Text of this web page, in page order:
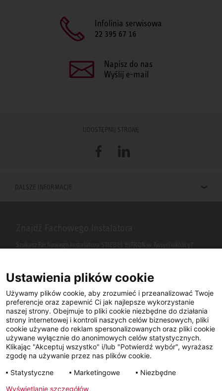
Infolinia serwisowa
22 395 67 16
Napisz do nas
Wyślij e-mail
UDOSTĘPNIJ STRONĘ
FacebookLinkedIn
DALSZE INFORMACJE
Facebook YouTube LinkedIn
Instagram
Ustawienia plików cookie
Używamy plików cookie, aby zrozumieć i przeanalizować Twoje
preferencje oraz zapewnić Ci jak najlepsze wykorzystanie
naszej strony. Obejmuje to pliki cookie niezbędne do działania
strony internetowej i kontroli naszych celów biznesowych, pliki
cookie używane do reklam spersonalizowanych oraz pliki cookie
używane wyłącznie do anonimowych celów statystycznych.
Klikając "Akceptuj wszystko" i/lub "Potwierdź wybór", wyrażasz
zgodę na używanie przez nas plików cookie.
Statystyczne
Marketingowe
Niezbędne
Wyświetlanie szczegółów